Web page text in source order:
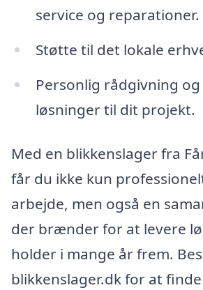
service og reparationer.
Støtte til det lokale
Personlig rådgivning
løsninger til dit projekt.
Med en blikkenslager fra
får du ikke kun
arbejde, men også en
der brænder for at levere
holder i mange år frem.
blikkenslager.dk for at